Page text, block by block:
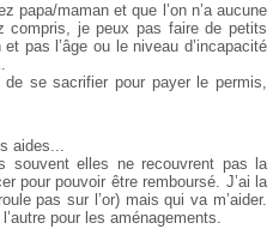
papa/maman et que l’on n’a aucune
compris, je peux pas faire de petits
pas l’âge ou le niveau d’incapacité
se sacrifier pour payer le permis,
aides...
elles ne recouvrent pas la
pour pouvoir être remboursé. J’ai la
pas sur l’or) mais qui va m’aider.
pour les aménagements.